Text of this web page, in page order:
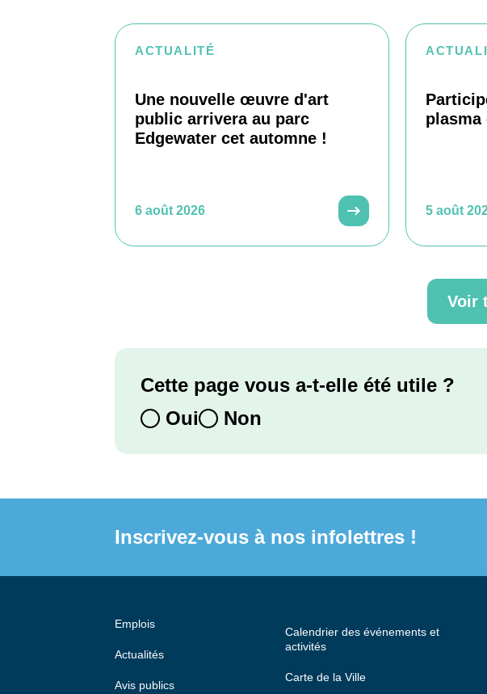
ACTUALITÉ
Une nouvelle œuvre d'art
public arrivera au parc
Edgewater cet automne !
6 août 2026
plasma
5 août
Voir
Cette page vous a-t-elle été utile ?
Oui
Non
Inscrivez-vous à nos infolettres !
Emplois
Actualités
Avis publics
Calendrier des événements et
activités
Carte de la Ville